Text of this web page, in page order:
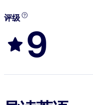
评级
9